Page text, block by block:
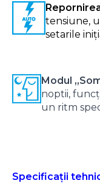
tensiune,
setarile
Modul
noptii,
un ritm
Specificații